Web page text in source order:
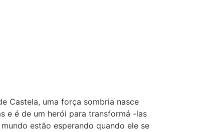
Castela, uma força sombria nasce
e é de um herói para transformá -las
estão esperando quando ele se